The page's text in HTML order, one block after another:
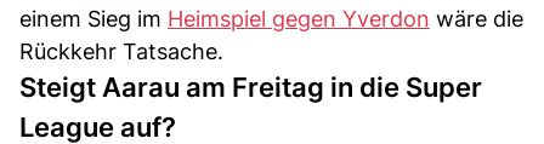
einem Sieg im Heimspiel gegen Yverdon wäre die
Rückkehr Tatsache.
Steigt Aarau am Freitag in die Super
League auf?